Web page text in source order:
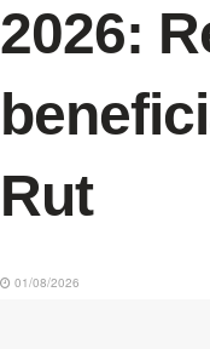
2026:
Rut
01/08/2026